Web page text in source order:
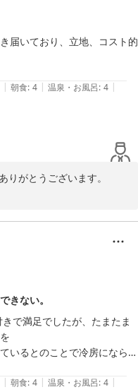
には銭湯が有り、コンビ
不便はないかと思います。
す様に、サービスの向上
ます様に宜しくお願いを
届いており、立地、コスト的
| 朝食: 4 | 温泉・お風呂: 4 |
りがとうございます。
うございました。
に、建物自体年季が入って
た様で大変嬉しく思ってお
葉を頂き、有難い事でござ
同さらにサービスの向上
きない。
で満足でしたが、たまたま
いるとのことで冷房にならな
| 朝食: 4 | 温泉・お風呂: 4 |